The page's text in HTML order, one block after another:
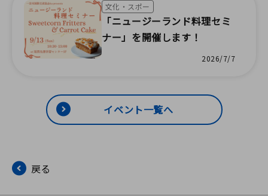
文化・スポー
「ニュージーランド料理セミ
ナー」を開催します！
2026/7/7
イベント一覧へ
戻る